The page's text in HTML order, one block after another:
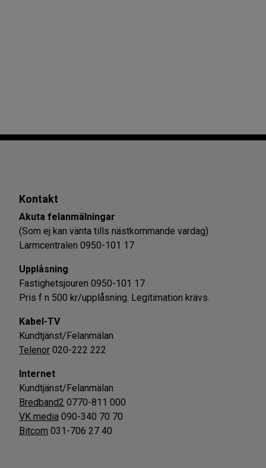
Kontakt
Akuta felanmälningar
(Som ej kan vänta tills nästkommande vardag)
Larmcentralen 0950-101 17
Upplåsning
Fastighetsjouren 0950-101 17
Pris f n 500 kr/upplåsning. Legitimation krävs.
Kabel-TV
Kundtjänst/Felanmälan
Telenor 020-222 222
Internet
Kundtjänst/Felanmälan
Bredband2 0770-811 000
VK media 090-340 70 70
Bitcom 031-706 27 40